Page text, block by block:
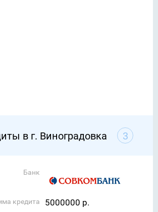
в г. Виноградовка 3
Банк
кредита 5000000 р.